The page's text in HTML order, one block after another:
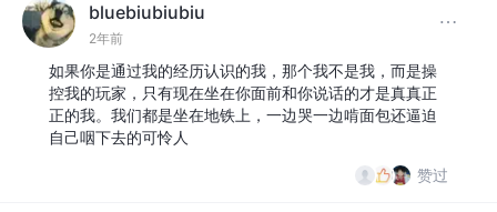
bluebiubiubiu
2年前
如果你是通过我的经历认识的我，那个我不是我，而是操
控我的玩家，只有现在坐在你面前和你说话的才是真真正
正的我。我们都是坐在地铁上，一边哭一边啃面包还逼迫
自己咽下去的可怜人
赞过